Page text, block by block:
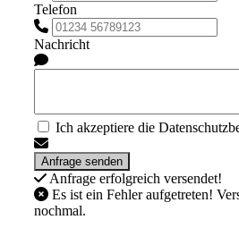
Telefon
Nachricht
Ich akzeptiere die
Anfrage erfolgreich versendet!
Es ist ein Fehler aufgetreten!
nochmal.